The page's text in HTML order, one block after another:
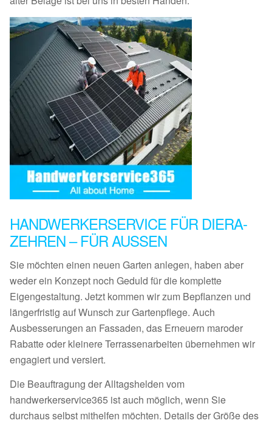
HANDWERKERSERVICE FÜR DIERA-
ZEHREN – FÜR AUSSEN
Sie möchten einen neuen Garten anlegen, haben aber
weder ein Konzept noch Geduld für die komplette
Eigengestaltung. Jetzt kommen wir zum Bepflanzen und
längerfristig auf Wunsch zur Gartenpflege. Auch
Ausbesserungen an Fassaden, das Erneuern maroder
Rabatte oder kleinere Terrassenarbeiten übernehmen wir
engagiert und versiert.
Die Beauftragung der Alltagshelden vom
handwerkerservice365 ist auch möglich, wenn Sie
durchaus selbst mithelfen möchten. Details der Größe des